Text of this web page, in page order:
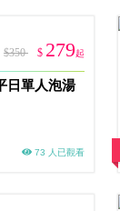
$350 $ 279起
日單人泡湯
73 人已觀看